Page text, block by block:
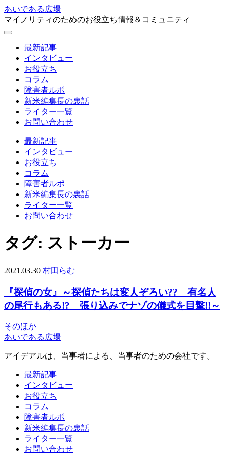
あいである広場
マイノリティのためのお役立ち情報＆コミュニティ
最新記事
インタビュー
お役立ち
コラム
障害者ルポ
新米編集長の裏話
ライター一覧
お問い合わせ
最新記事
インタビュー
お役立ち
コラム
障害者ルポ
新米編集長の裏話
ライター一覧
お問い合わせ
タグ: ストーカー
2021.03.30 村田らむ
『探偵の女』～探偵たちは変人ぞろい?? 有名人
の尾行もある!? 張り込みでナゾの儀式を目撃!!～
そのほか
あいである広場
アイデアルは、当事者による、当事者のための会社です。
最新記事
インタビュー
お役立ち
コラム
障害者ルポ
新米編集長の裏話
ライター一覧
お問い合わせ